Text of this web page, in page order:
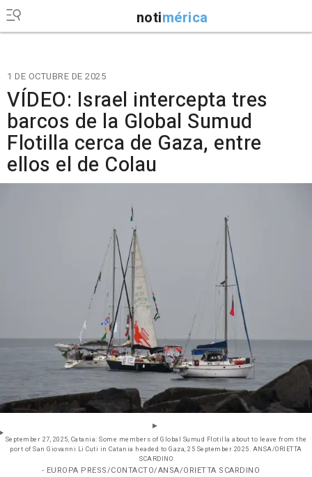
notimérica
1 DE OCTUBRE DE 2025
VÍDEO: Israel intercepta tres
barcos de la Global Sumud
Flotilla cerca de Gaza, entre
ellos el de Colau
September 27, 2025, Catania: Some members of Global Sumud Flotilla about to leave from the
port of San Giovanni Li Cuti in Catania headed to Gaza, 25 September 2025. ANSA/ORIETTA
SCARDINO
- EUROPA PRESS/CONTACTO/ANSA/ORIETTA SCARDINO